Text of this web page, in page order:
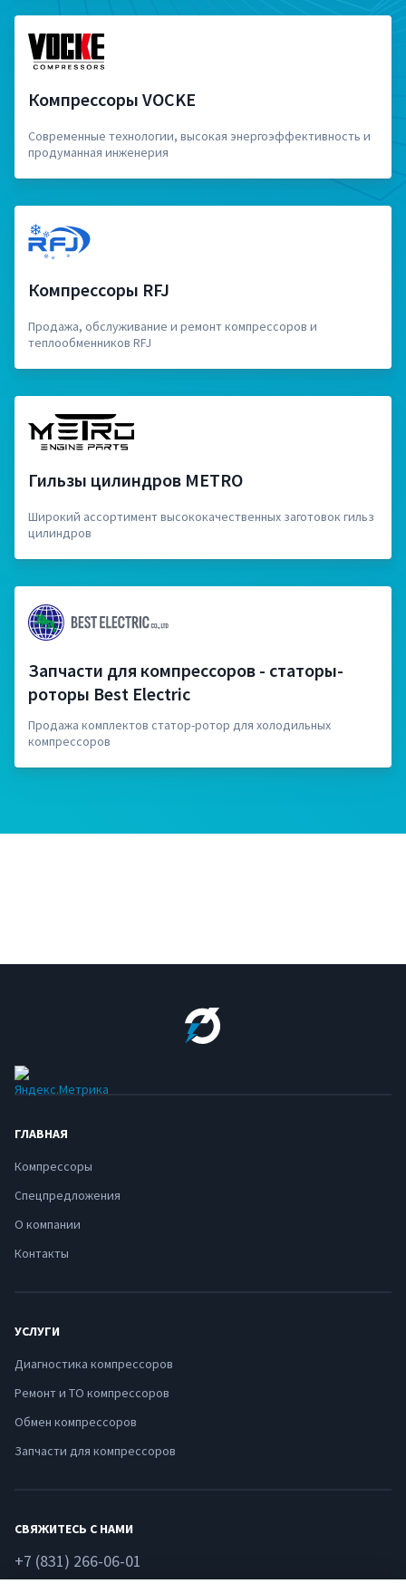
Компрессоры VOCKE
Современные технологии, высокая энергоэффективность и
продуманная инженерия
Компрессоры RFJ
Продажа, обслуживание и ремонт компрессоров и
теплообменников RFJ
Гильзы цилиндров METRO
Широкий ассортимент высококачественных заготовок гильз
цилиндров
Запчасти для компрессоров - статоры-
роторы Best Electric
Продажа комплектов статор-ротор для холодильных
компрессоров
ГЛАВНАЯ
Компрессоры
Спецпредложения
О компании
Контакты
УСЛУГИ
Диагностика компрессоров
Ремонт и ТО компрессоров
Обмен компрессоров
Запчасти для компрессоров
СВЯЖИТЕСЬ С НАМИ
+7 (831) 266-06-01